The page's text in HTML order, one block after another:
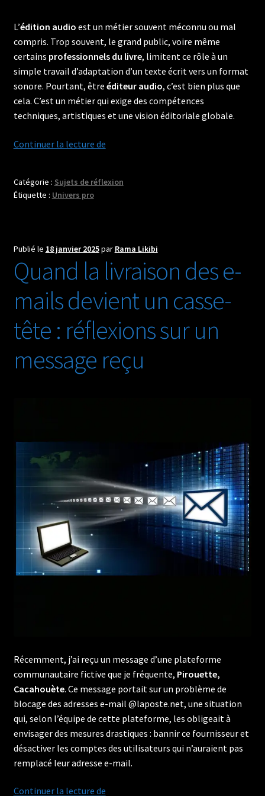
L’édition audio est un métier souvent méconnu ou mal
compris. Trop souvent, le grand public, voire même
certains professionnels du livre, limitent ce rôle à un
simple travail d’adaptation d’un texte écrit vers un format
sonore. Pourtant, être éditeur audio, c’est bien plus que
cela. C’est un métier qui exige des compétences
techniques, artistiques et une vision éditoriale globale.
Continuer la lecture deLe
audio
du
livre
audio
Catégorie : Sujets de réflexion
Étiquette : Univers pro
Publié le 18 janvier 2025par Rama Likibi
Quand la livraison des e-
mails devient un casse-
tête : réflexions sur un
message reçu
Récemment, j’ai reçu un message d’une plateforme
communautaire fictive que je fréquente, Pirouette,
Cacahouète. Ce message portait sur un problème de
blocage des adresses e-mail @laposte.net, une situation
qui, selon l’équipe de cette plateforme, les obligeait à
envisager des mesures drastiques : bannir ce fournisseur et
désactiver les comptes des utilisateurs qui n’auraient pas
remplacé leur adresse e-mail.
Continuer la lecture deQuand